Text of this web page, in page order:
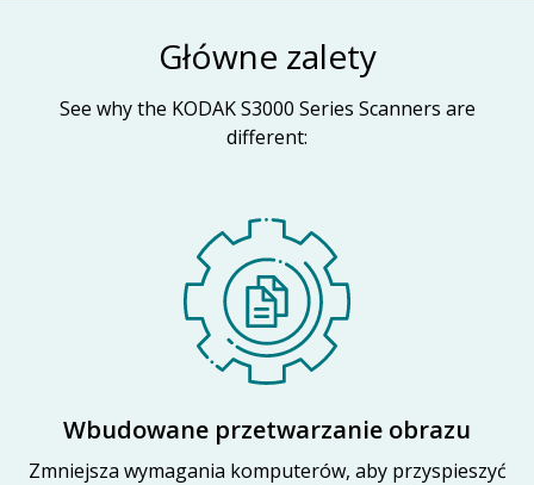
Główne zalety
See why the KODAK S3000 Series Scanners are
different:
Wbudowane przetwarzanie obrazu
Zmniejsza wymagania komputerów, aby przyspieszyć